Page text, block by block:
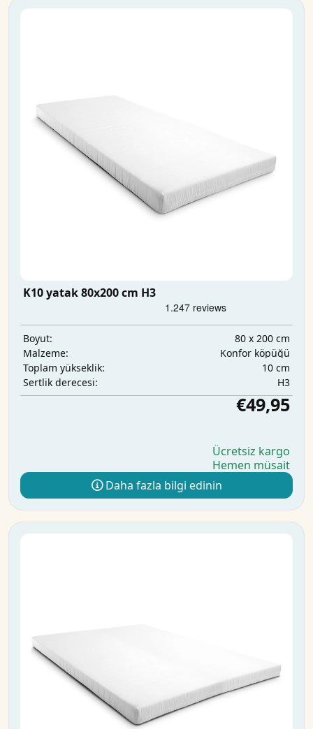
K10 yatak 80x200 cm H3
Boyut:
80 x 200 cm
Malzeme:
Konfor köpüğü
Toplam yükseklik:
10 cm
Sertlik derecesi:
H3
€49,95
Ücretsiz kargo
Hemen müsait
Daha fazla bilgi edinin